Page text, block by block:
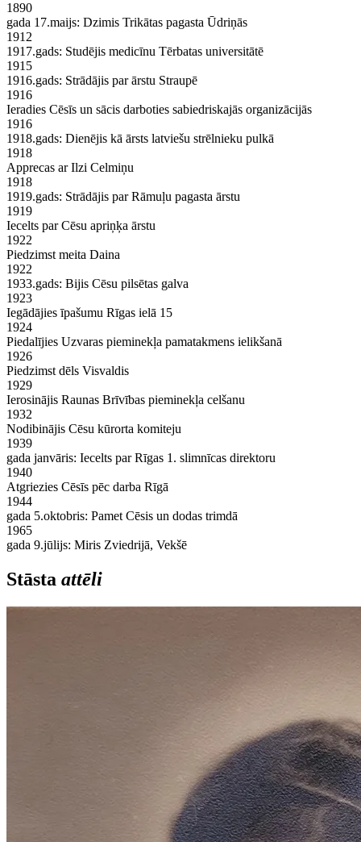
1890
gada 17.maijs: Dzimis Trikātas pagasta Ūdriņās
1912
1917.gads: Studējis medicīnu Tērbatas universitātē
1915
1916.gads: Strādājis par ārstu Straupē
1916
Ieradies Cēsīs un sācis darboties sabiedriskajās organizācijās
1916
1918.gads: Dienējis kā ārsts latviešu strēlnieku pulkā
1918
Apprecas ar Ilzi Celmiņu
1918
1919.gads: Strādājis par Rāmuļu pagasta ārstu
1919
Iecelts par Cēsu apriņķa ārstu
1922
Piedzimst meita Daina
1922
1933.gads: Bijis Cēsu pilsētas galva
1923
Iegādājies īpašumu Rīgas ielā 15
1924
Piedalījies Uzvaras pieminekļa pamatakmens ielikšanā
1926
Piedzimst dēls Visvaldis
1929
Ierosinājis Raunas Brīvības pieminekļa celšanu
1932
Nodibinājis Cēsu kūrorta komiteju
1939
gada janvāris: Iecelts par Rīgas 1. slimnīcas direktoru
1940
Atgriezies Cēsīs pēc darba Rīgā
1944
gada 5.oktobris: Pamet Cēsis un dodas trimdā
1965
gada 9.jūlijs: Miris Zviedrijā, Vekšē
Stāsta attēli